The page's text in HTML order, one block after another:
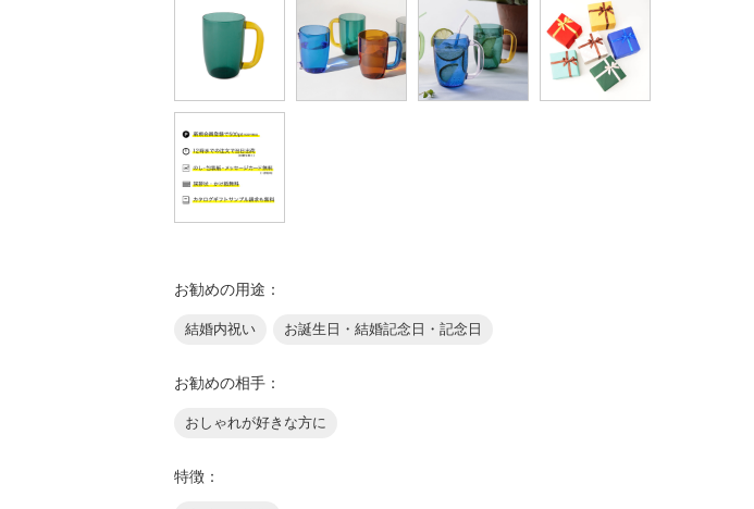
お勧めの用途：
結婚内祝い お誕生日・結婚記念日・記念日
お勧めの相手：
おしゃれが好きな方に
特徴：